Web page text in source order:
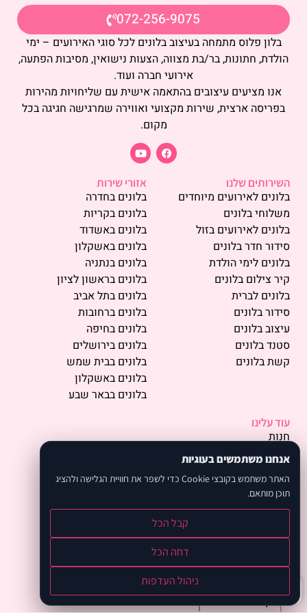
072-256-9075
בלון פלוס מתמחה בעיצוב בלונים לכל סוגי האירועים – ימי
הולדת, חתונות, בר/בת מצווה, הצעות נישואין, מסיבות הפתעה,
אירועי חברה ועוד.
אנו מציעים עיצובים בהתאמה אישית עם שליחויות מהירות
בפריסה ארצית, שירות מקצועי ואווירה שמרגישה חגיגה בכל
מקום.
השירותים שלנו
בלונים לאירועים מיוחדים
משלוחי בלונים
בלונים לאירועים בזול
סידור חדר בלונים
בלונים לימי הולדת
קיר צילום בלונים
בלונים לברית
סידור בלונים
עיצוב בלונים
סטנד בלונים
קשת בלונים
אזורי שירות
בלונים בחדרה
בלונים בקריות
בלונים באשדוד
בלונים באשקלון
בלונים בנתניה
בלונים בראשון לציון
בלונים בתל אביב
בלונים ברחובות
בלונים בחיפה
בלונים בירושלים
בלונים בבית שמש
בלונים באשקלון
בלונים בבאר שבע
עוד עלינו
חנות
פרסמו אצלנו
אודות
המלצות
קיפולי בלונים
בלוג
צור קשר
אנחנו משתמשים בעוגיות
האתר משתמש בקובצי Cookie כדי לשפר את חוויית הגלישה ולהציג
תוכן מותאם.
קבל הכל
דחה הכל
ניהול העדפות